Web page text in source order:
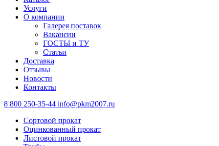
Услуги
О компании
Галерея поставок
Вакансии
ГОСТЫ и ТУ
Статьи
Доставка
Отзывы
Новости
Контакты
8 800 250-35-44 info@pkm2007.ru
Сортовой прокат
Оцинкованный прокат
Листовой прокат